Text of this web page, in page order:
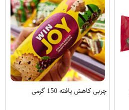
چربی کاهش یافته 150 گرمی